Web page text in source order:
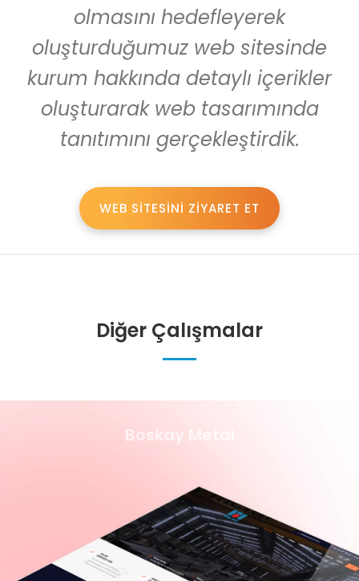
olmasını hedefleyerek
oluşturduğumuz web sitesinde
kurum hakkında detaylı içerikler
oluşturarak web tasarımında
tanıtımını gerçekleştirdik.
WEB SİTESİNİ ZİYARET ET
Diğer Çalışmalar
Boskay Metal